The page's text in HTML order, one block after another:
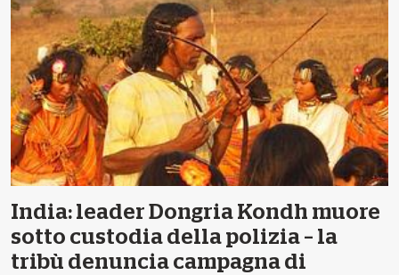
India: leader Dongria Kondh muore
sotto custodia della polizia – la
tribù denuncia campagna di